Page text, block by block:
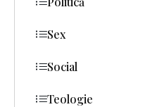
Sex
Social
Teologie